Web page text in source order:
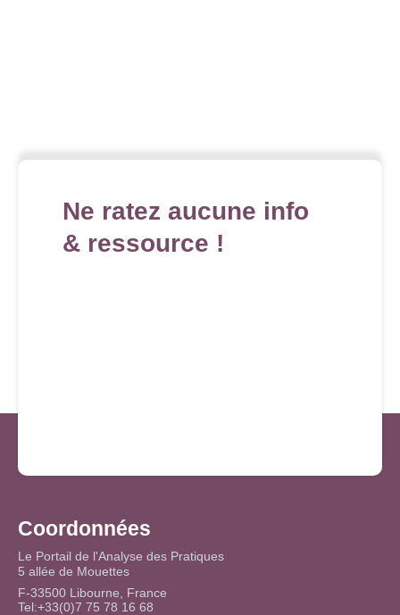
Ne ratez aucune info
& ressource !
Coordonnées
Le Portail de l'Analyse des Pratiques
5 allée de Mouettes
F-33500 Libourne, France
Tel:+33(0)7 75 78 16 68